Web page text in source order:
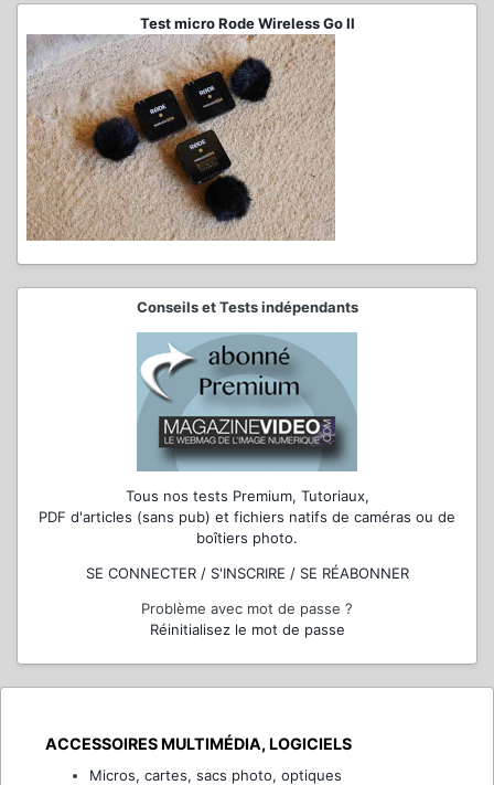
Test micro Rode Wireless Go II
Conseils et Tests indépendants
Tous nos tests Premium, Tutoriaux,
PDF d'articles (sans pub) et fichiers natifs de caméras ou de
boîtiers photo.
SE CONNECTER / S'INSCRIRE / SE RÉABONNER
Problème avec mot de passe ?
Réinitialisez le mot de passe
ACCESSOIRES MULTIMÉDIA, LOGICIELS
Micros, cartes, sacs photo, optiques